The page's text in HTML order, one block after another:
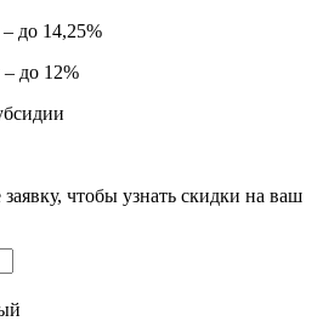
до 14,25%
до 12%
чтобы узнать скидки на ваш